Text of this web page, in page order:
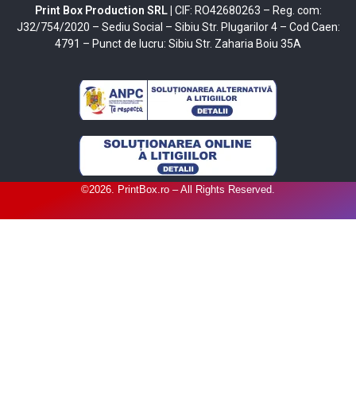
Print Box Production SRL | CIF: RO42680263 – Reg. com:
J32/754/2020 – Sediu Social – Sibiu Str. Plugarilor 4 – Cod Caen:
4791 – Punct de lucru: Sibiu Str. Zaharia Boiu 35A
©2026. PrintBox.ro – All Rights Reserved.